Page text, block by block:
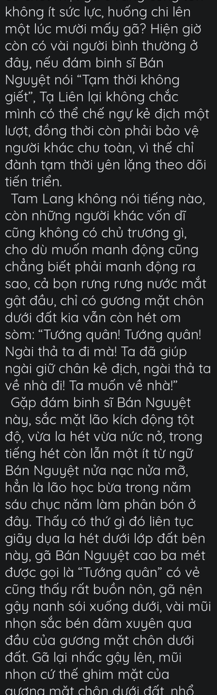
không ít sức lực, huống chi lên
một lúc mười mấy gã? Hiện giờ
còn có vài người bình thường ở
đây, nếu đám binh sĩ Bán
Nguyệt nói “Tạm thời không
giết”, Tạ Liên lại không chắc
mình có thể chế ngự kẻ địch một
lượt, đồng thời còn phải bảo vệ
người khác chu toàn, vì thế chỉ
đành tạm thời yên lặng theo dõi
tiến triển.
Tam Lang không nói tiếng nào,
còn những người khác vốn dĩ
cũng không có chủ trương gì,
cho dù muốn manh động cũng
chẳng biết phải manh động ra
sao, cả bọn rưng rưng nước mắt
gật đầu, chỉ có gương mặt chôn
dưới đất kia vẫn còn hét om
sòm: “Tướng quân! Tướng quân!
Ngài thả ta đi mà! Ta đã giúp
ngài giữ chân kẻ địch, ngài thả ta
về nhà đi! Ta muốn về nhà!”
Gặp đám binh sĩ Bán Nguyệt
này, sắc mặt lão kích động tột
độ, vừa la hét vừa nức nở, trong
tiếng hét còn lẫn một ít từ ngữ
Bán Nguyệt nửa nạc nửa mỡ,
hẳn là lão học bừa trong năm
sáu chục năm làm phân bón ở
đây. Thấy có thứ gì đó liên tục
giãy dụa la hét dưới lớp đất bên
này, gã Bán Nguyệt cao ba mét
được gọi là “Tướng quân” có vẻ
cũng thấy rất buồn nôn, gã nện
gậy nanh sói xuống dưới, vài mũi
nhọn sắc bén đâm xuyên qua
đầu của gương mặt chôn dưới
đất. Gã lại nhấc gậy lên, mũi
nhọn cứ thế ghim mặt của
gương mặt chôn dưới đất, nhổ